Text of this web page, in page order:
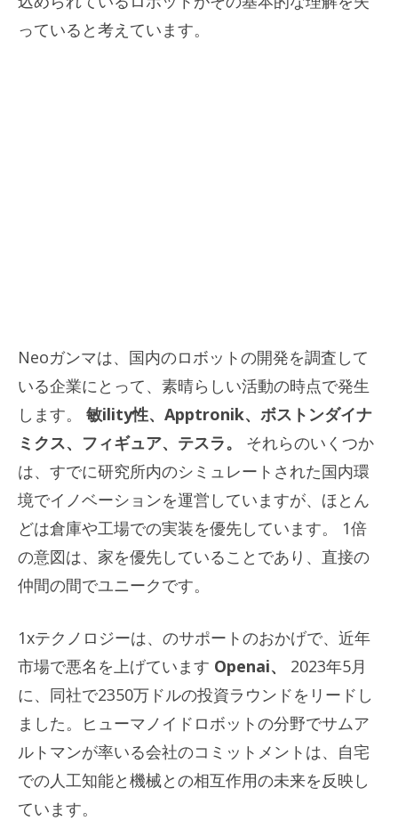
っていると考えています。
Neoガンマは、国内のロボットの開発を調査して
いる企業にとって、素晴らしい活動の時点で発生
します。
敏ility性、Apptronik、ボストンダイナ
ミクス、フィギュア、テスラ。
それらのいくつか
は、すでに研究所内のシミュレートされた国内環
境でイノベーションを運営していますが、ほとん
どは倉庫や工場での実装を優先しています。 1倍
の意図は、家を優先していることであり、直接の
仲間の間でユニークです。
1xテクノロジーは、のサポートのおかげで、近年
市場で悪名を上げています Openai、
2023年5月
に、同社で2350万ドルの投資ラウンドをリードし
ました。ヒューマノイドロボットの分野でサムア
ルトマンが率いる会社のコミットメントは、自宅
での人工知能と機械との相互作用の未来を反映し
ています。